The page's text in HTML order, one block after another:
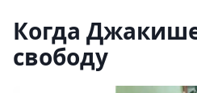
Когда
свободу